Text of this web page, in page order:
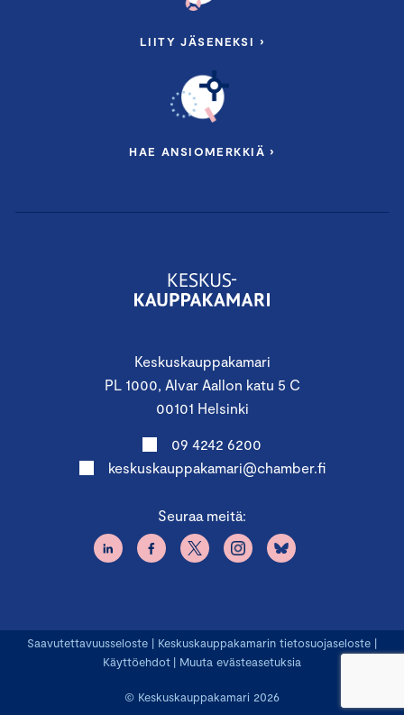
Keskuskauppakamari
PL 1000, Alvar Aallon katu 5 C
00101 Helsinki
09 4242 6200
keskuskauppakamari@chamber.fi
Seuraa meitä:
LIITY JÄSENEKSI ›
HAE ANSIOMERKKIÄ ›
© Keskuskauppakamari 2026
Saavutettavuusseloste | Keskuskauppakamarin tietosuojaseloste |
Käyttöehdot | Muuta evästeasetuksia